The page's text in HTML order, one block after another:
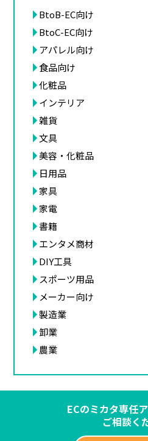
BtoB-EC向け
BtoC-EC向け
アパレル向け
食品向け
化粧品
インテリア
雑貨
文具
美容・化粧品
日用品
家具
家電
書籍
エンタメ商材
DIY工具
スポーツ用品
メーカー向け
製造業
卸業
農業
ECのミカタ専任
ご相談く